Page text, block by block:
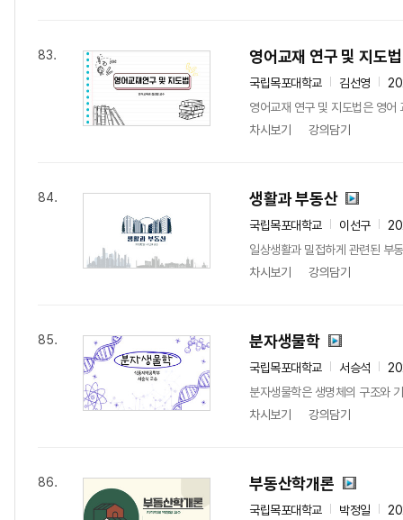
83. 영어교재 연구 및 지도법
국립목포대학교 김선영
영어교재 연구 및 지도법은 영어
차시보기
강의담기
84. 생활과 부동산
국립목포대학교 이선구
일상생활과 밀접하게 관련된 부
차시보기
강의담기
85. 분자생물학
국립목포대학교 서승석
분자생물학은 생명체의 구조와
차시보기
강의담기
86. 부동산학개론
국립목포대학교 박정일